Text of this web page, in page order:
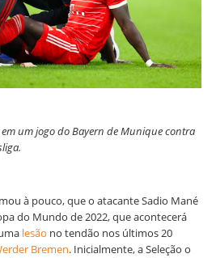
um jogo do Bayern de Munique contra
à pouco, que o atacante Sadio Mané
do Mundo de 2022, que acontecerá
lesão no tendão nos últimos 20
Bremen. Inicialmente, a Seleção o